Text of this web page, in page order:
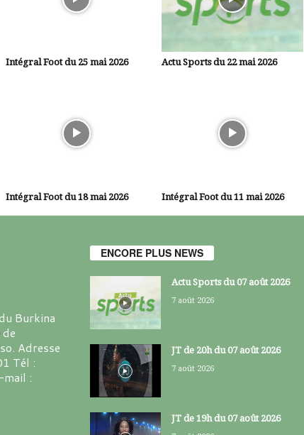
Intégral Foot du 25 mai 2026 Actu Sports du 22 mai 2026
Intégral Foot du 18 mai 2026 Intégral Foot du 11 mai 2026
Burkina
Adresse
Tél :
:
ENCORE PLUS NEWS
Actu Sports du 07 août 2026
7 août 2026
JT de 20h du 07 août 2026
7 août 2026
JT de 19h du 07 août 2026